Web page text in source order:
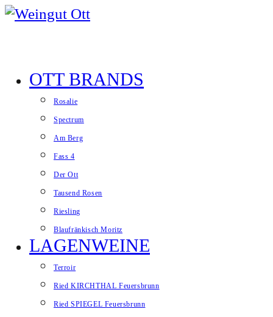
Zum Inhalt springen
Website-Menü anzeigen
OTT BRANDS
Rosalie
Spectrum
Am Berg
Fass 4
Der Ott
Tausend Rosen
Riesling
Blaufränkisch Moritz
LAGENWEINE
Terroir
Ried KIRCHTHAL Feuersbrunn
Ried SPIEGEL Feuersbrunn